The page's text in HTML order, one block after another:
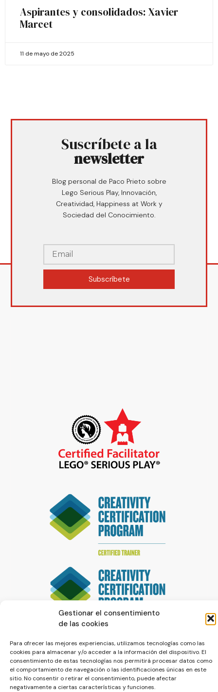
Gestionar el consentimiento
de las cookies
Para ofrecer las mejores experiencias, utilizamos tecnologías como las
cookies para almacenar y/o acceder a la información del dispositivo. El
consentimiento de estas tecnologías nos permitirá procesar datos como
el comportamiento de navegación o las identificaciones únicas en este
sitio. No consentir o retirar el consentimiento, puede afectar
negativamente a ciertas características y funciones.
Aspirantes y consolidados: Xavier
Marcet
11 de mayo de 2025
Suscríbete a la
newsletter
Blog personal de Paco Prieto sobre
Lego Serious Play, Innovación,
Creatividad, Happiness at Work y
Sociedad del Conocimiento.
Subscríbete